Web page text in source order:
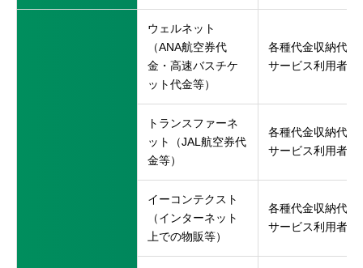
ウェルネット
（ANA航空券代
金・高速バスチケ
ット代金等）
各種代金収納代行
サービス利用者
トランスファーネ
ット（JAL航空券代
金等）
各種代金収納代行
サービス利用者
イーコンテクスト
（インターネット
上での物販等）
各種代金収納代行
サービス利用者